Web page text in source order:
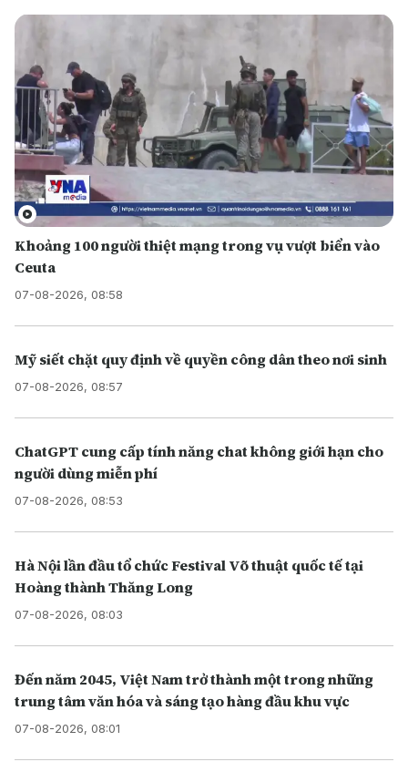
Khoảng 100 người thiệt mạng trong vụ vượt biển vào
Ceuta
07-08-2026, 08:58
Mỹ siết chặt quy định về quyền công dân theo nơi sinh
07-08-2026, 08:57
ChatGPT cung cấp tính năng chat không giới hạn cho
người dùng miễn phí
07-08-2026, 08:53
Hà Nội lần đầu tổ chức Festival Võ thuật quốc tế tại
Hoàng thành Thăng Long
07-08-2026, 08:03
Đến năm 2045, Việt Nam trở thành một trong những
trung tâm văn hóa và sáng tạo hàng đầu khu vực
07-08-2026, 08:01